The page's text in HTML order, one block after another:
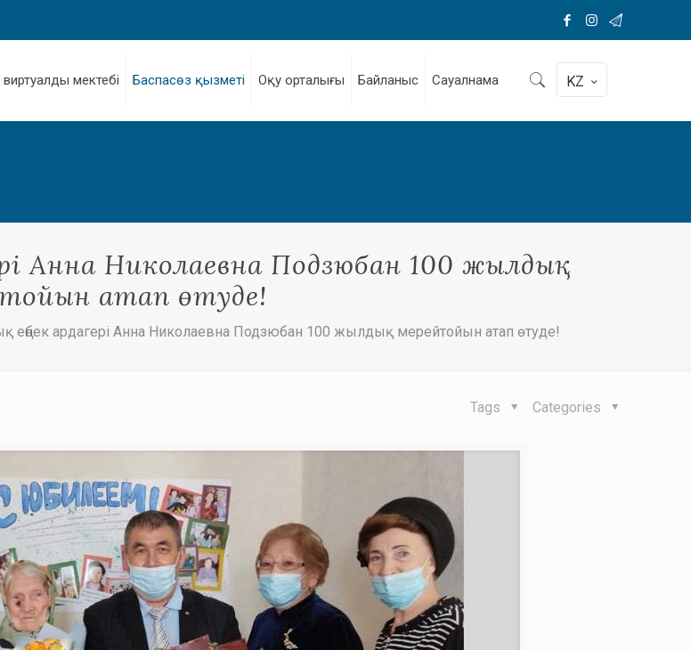
виртуалды мектебі Баспасөз қызметі Оқу орталығы Байланыс Сауалнама KZ
Анна Николаевна Подзюбан 100 жылдық
атап өтуде!
еңбек ардагері Анна Николаевна Подзюбан 100 жылдық мерейтойын атап өтуде!
Categories
Tags